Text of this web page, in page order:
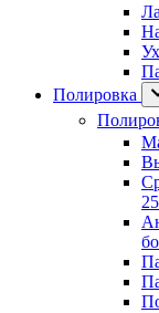
Полировка